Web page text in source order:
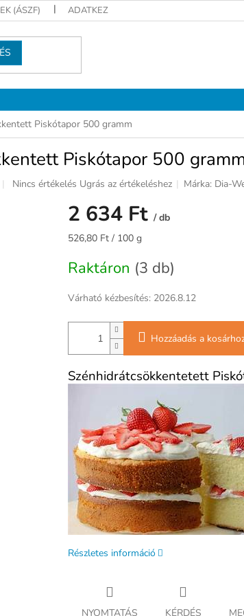
(ÁSZF) ADATKEZELÉSI TÁJÉKOZTATÓ
Piskótapor 500 gramm
Piskótapor 500
A
Nincs értékelés Ugrás az értékeléshez Márka: Dia-
2 634 Ft / db
Egységár:
526,80 Ft / 100 g
Raktáron (3 db)
Várható kézbesítés: 2026.8.12
Hozzáadás a
Szénhidrátcsökkentetett
Részletes információ
NYOMTATÁS KÉRDÉS